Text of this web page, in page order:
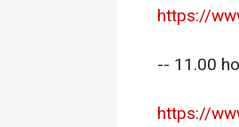
https://
-- 11.00
https://